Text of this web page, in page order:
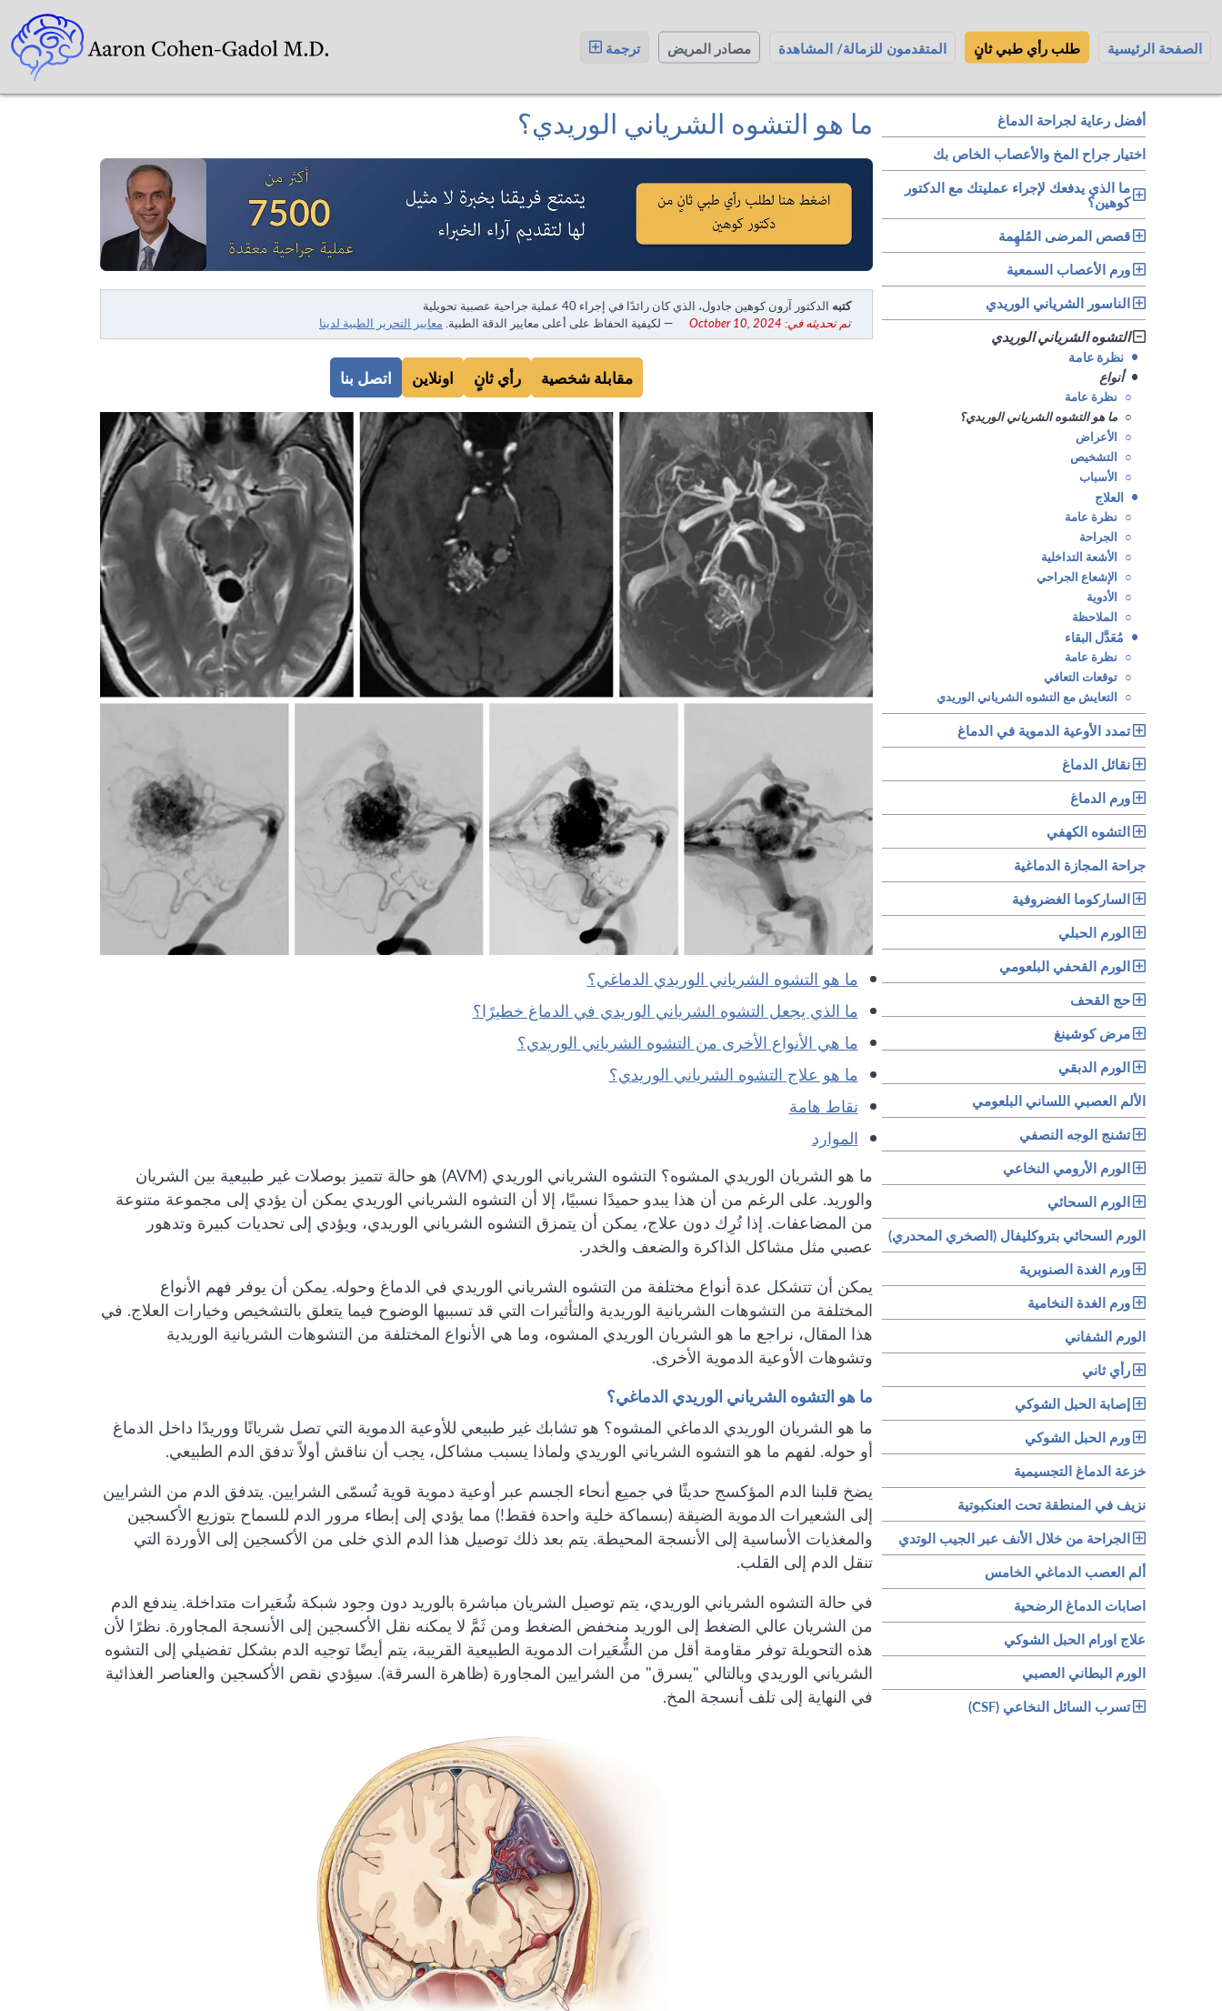
الصفحة الرئيسية طلب رأي طبي ثانٍ المتقدمون للزمالة/ المشاهدة مصادر المريض ترجمة
أفضل رعاية لجراحة الدماغ
اختيار جراح المخ والأعصاب الخاص بك
ما الذي يدفعك لإجراء عمليتك مع الدكتور
كوهين؟
قصص المرضى المُلهِمة
ورم الأعصاب السمعية
الناسور الشرياني الوريدي
التشوه الشرياني الوريدي
• نظرة عامة
• أنواع
○ نظرة عامة
○ ما هو التشوه الشرياني الوريدي؟
○ الأعراض
○ التشخيص
○ الأسباب
• العلاج
○ نظرة عامة
○ الجراحة
○ الأشعة التداخلية
○ الإشعاع الجراحي
○ الأدوية
○ الملاحظة
• مُعَدَّل البقاء
○ نظرة عامة
○ توقعات التعافي
○ التعايش مع التشوه الشرياني الوريدي
تمدد الأوعية الدموية في الدماغ
نقائل الدماغ
ورم الدماغ
التشوه الكهفي
جراحة المجازة الدماغية
الساركوما الغضروفية
الورم الحبلي
الورم القحفي البلعومي
حج القحف
مرض كوشينغ
الورم الدبقي
الألم العصبي اللساني البلعومي
تشنج الوجه النصفي
الورم الأرومي النخاعي
الورم السحائي
الورم السحائي بتروكليفال (الصخري المحدري)
ورم الغدة الصنوبرية
ورم الغدة النخامية
الورم الشفاني
رأي ثاني
إصابة الحبل الشوكي
ورم الحبل الشوكي
خزعة الدماغ التجسيمية
نزيف في المنطقة تحت العنكبوتية
الجراحة من خلال الأنف عبر الجيب الوتدي
ألم العصب الدماغي الخامس
اصابات الدماغ الرضحية
علاج اورام الحبل الشوكي
الورم البطاني العصبي
تسرب السائل النخاعي (CSF)
ما هو التشوه الشرياني الوريدي؟
كتبه الدكتور آرون كوهين جادول، الذي كان رائدًا في إجراء 40 عملية جراحية عصبية تحويلية
تم تحديثه في: October 10, 2024
— لكيفية الحفاظ على أعلى معايير الدقة الطبية. معايير التحرير الطبية لدينا
مقابلة شخصية رأي ثانٍ اونلاين اتصل بنا
ما هو التشوه الشرياني الوريدي الدماغي؟
ما الذي يجعل التشوه الشرياني الوريدي في الدماغ خطيرًا؟
ما هي الأنواع الأخرى من التشوه الشرياني الوريدي؟
ما هو علاج التشوه الشرياني الوريدي؟
نقاط هامة
الموارد
ما هو الشريان الوريدي المشوه؟ التشوه الشرياني الوريدي (AVM) هو حالة تتميز بوصلات غير طبيعية بين الشريان
والوريد. على الرغم من أن هذا يبدو حميدًا نسبيًا، إلا أن التشوه الشرياني الوريدي يمكن أن يؤدي إلى مجموعة متنوعة
من المضاعفات. إذا تُرِك دون علاج، يمكن أن يتمزق التشوه الشرياني الوريدي، ويؤدي إلى تحديات كبيرة وتدهور
عصبي مثل مشاكل الذاكرة والضعف والخدر.
يمكن أن تتشكل عدة أنواع مختلفة من التشوه الشرياني الوريدي في الدماغ وحوله. يمكن أن يوفر فهم الأنواع
المختلفة من التشوهات الشريانية الوريدية والتأثيرات التي قد تسببها الوضوح فيما يتعلق بالتشخيص وخيارات العلاج. في
هذا المقال، نراجع ما هو الشريان الوريدي المشوه، وما هي الأنواع المختلفة من التشوهات الشريانية الوريدية
وتشوهات الأوعية الدموية الأخرى.
ما هو التشوه الشرياني الوريدي الدماغي؟
ما هو الشريان الوريدي الدماغي المشوه؟ هو تشابك غير طبيعي للأوعية الدموية التي تصل شريانًا ووريدًا داخل الدماغ
أو حوله. لفهم ما هو التشوه الشرياني الوريدي ولماذا يسبب مشاكل، يجب أن نناقش أولاً تدفق الدم الطبيعي.
يضخ قلبنا الدم المؤكسج حديثًا في جميع أنحاء الجسم عبر أوعية دموية قوية تُسمّى الشرايين. يتدفق الدم من الشرايين
إلى الشعيرات الدموية الضيقة (بسماكة خلية واحدة فقط!) مما يؤدي إلى إبطاء مرور الدم للسماح بتوزيع الأكسجين
والمغذيات الأساسية إلى الأنسجة المحيطة. يتم بعد ذلك توصيل هذا الدم الذي خلى من الأكسجين إلى الأوردة التي
تنقل الدم إلى القلب.
في حالة التشوه الشرياني الوريدي، يتم توصيل الشريان مباشرة بالوريد دون وجود شبكة شُعَيرات متداخلة. يندفع الدم
من الشريان عالي الضغط إلى الوريد منخفض الضغط ومن ثَمَّ لا يمكنه نقل الأكسجين إلى الأنسجة المجاورة. نظرًا لأن
هذه التحويلة توفر مقاومة أقل من الشُّعَيرات الدموية الطبيعية القريبة، يتم أيضًا توجيه الدم بشكل تفضيلي إلى التشوه
الشرياني الوريدي وبالتالي "يسرق" من الشرايين المجاورة (ظاهرة السرقة). سيؤدي نقص الأكسجين والعناصر الغذائية
في النهاية إلى تلف أنسجة المخ.